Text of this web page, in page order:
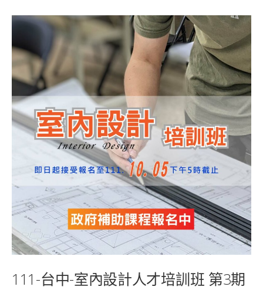
111-台中-室內設計人才培訓班 第3期